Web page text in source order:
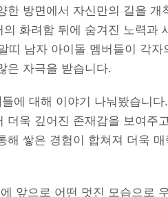
방면에서 자신만의 길을 개
화려함 뒤에 숨겨진 노력과
띠 남자 아이돌 멤버들이 각
은 자극을 받습니다.
들에 대해 이야기 나눠봤습니
욱 깊어진 존재감을 보여주
해 쌓은 경험이 합쳐져 더욱
앞으로 어떤 멋진 모습으로